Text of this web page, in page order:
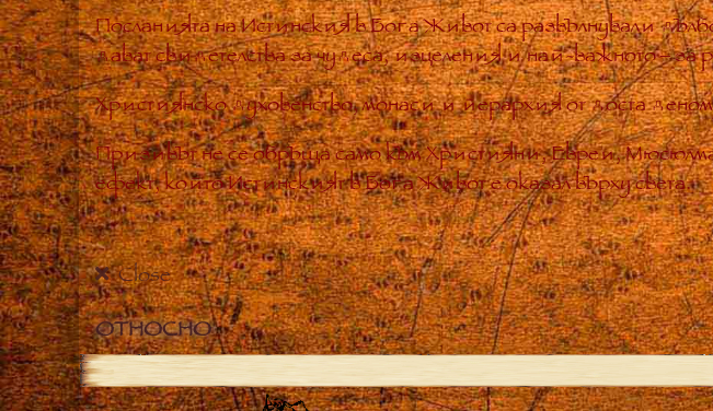
Посланията на Истинския в Бога Живот са развълнували
дават свидетелства за чудеса, изцеления и най-важното –
Християнско духовенство, монаси и йерархия от доста
Призивът не се обръща само към Християни, Евреи,
ефект, който Истинският в Бога Живот е оказал върху света.
Close
ОТНОСНО